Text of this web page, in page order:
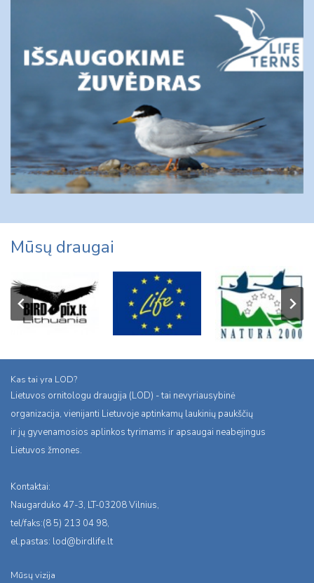
Mūsų draugai
Kas tai yra LOD?
Lietuvos ornitologu draugija (LOD) - tai nevyriausybinė
organizacija, vienijanti Lietuvoje aptinkamų laukinių paukščių
ir jų gyvenamosios aplinkos tyrimams ir apsaugai neabejingus
Lietuvos žmones.
Kontaktai:
Naugarduko 47-3, LT-03208 Vilnius,
tel/faks:(8 5) 213 04 98,
el.pastas: lod@birdlife.lt
Mūsų vizija